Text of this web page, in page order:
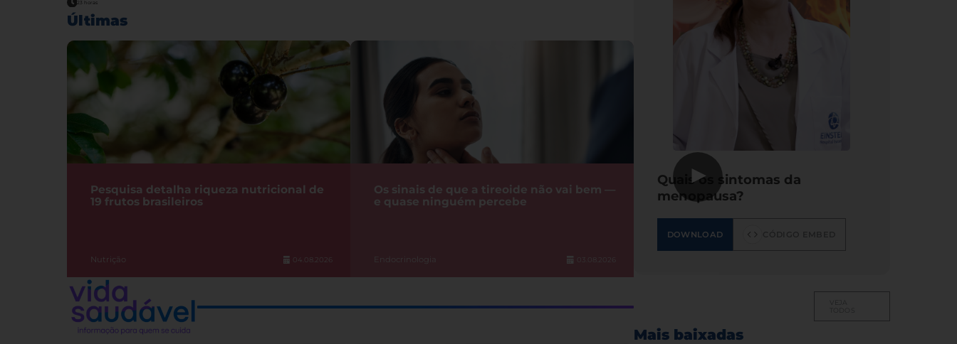
23 horas
Últimas
Pesquisa detalha riqueza nutricional de
19 frutos brasileiros
Nutrição 04.08.2026
Os sinais de que a tireoide não vai bem —
e quase ninguém percebe
Endocrinologia 03.08.2026
▶
Quais os sintomas da
menopausa?
DOWNLOAD
Mais baixadas